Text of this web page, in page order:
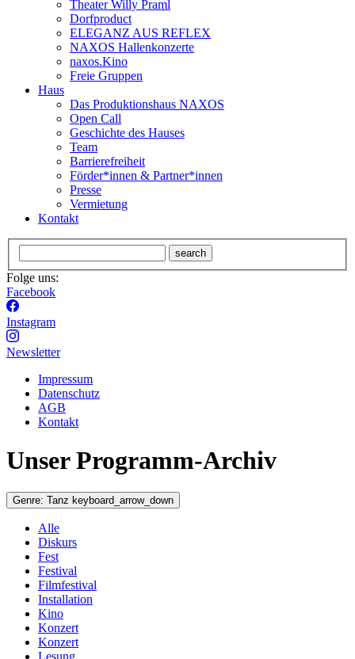
Theater Willy Praml
Dorfproduct
ELEGANZ AUS REFLEX
NAXOS Hallenkonzerte
naxos.Kino
Freie Gruppen
Haus
Das Produktionshaus NAXOS
Open Call
Geschichte des Hauses
Team
Barrierefreiheit
Förder*innen & Partner*innen
Presse
Vermietung
Kontakt
search
Folge uns:
Facebook
Instagram
Newsletter
Impressum
Datenschutz
AGB
Kontakt
Unser Programm-Archiv
Genre: Tanz keyboard_arrow_down
Alle
Diskurs
Fest
Festival
Filmfestival
Installation
Kino
Konzert
Konzert